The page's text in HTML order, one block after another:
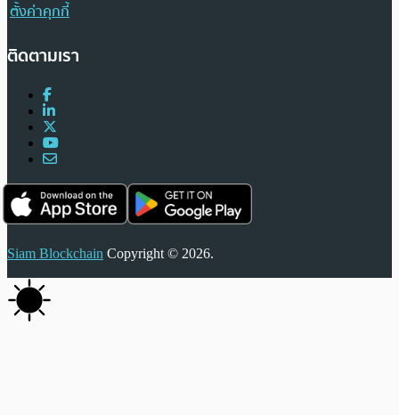
ตั้งค่าคุกกี้
ติดตามเรา
Siam Blockchain Copyright © 2026.